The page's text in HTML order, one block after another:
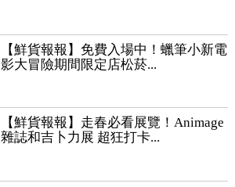
【鮮貨報報】免費入場中！蠟筆小新電
影大冒險期間限定店松菸...
【鮮貨報報】走春必看展覽！Animage
雜誌和吉卜力展 超狂打卡...